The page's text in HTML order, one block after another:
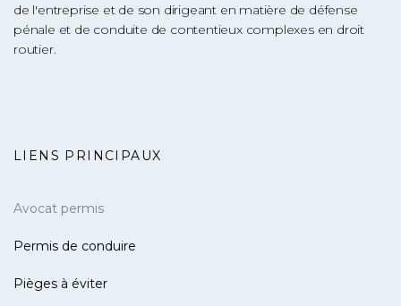
de l'entreprise et de son dirigeant en matière de défense
pénale et de conduite de contentieux complexes en droit
routier.
LIENS PRINCIPAUX
Avocat permis
Permis de conduire
Pièges à éviter